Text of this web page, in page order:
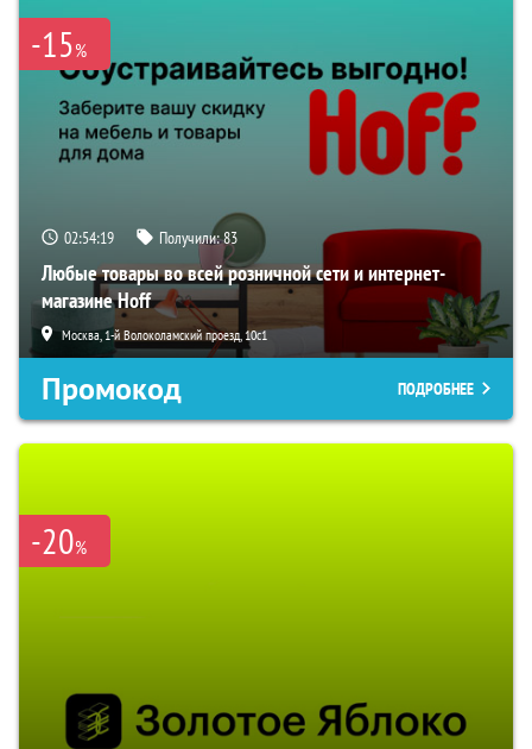
-15%
02:54:18 Получили:83
Любые товары во всей розничной сети и интернет-
магазине Hoff
Москва, 1-й Волоколамский проезд, 10с1
Промокод ПОДРОБНЕЕ
-20%